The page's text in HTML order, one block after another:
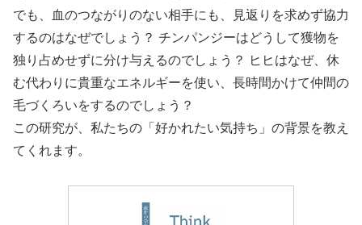
でも、血のつながりのない相手にも、見返りを求めず協力
するのはなぜでしょう？ チンパンジーはどうして獲物を
独り占めせずに分け与えるのでしょう？ ヒヒはなぜ、休
む代わりに貴重なエネルギーを使い、長時間かけて仲間の
毛づくろいをするのでしょう？
この研究が、私たちの「好かれたい気持ち」の背景を教え
てくれます。